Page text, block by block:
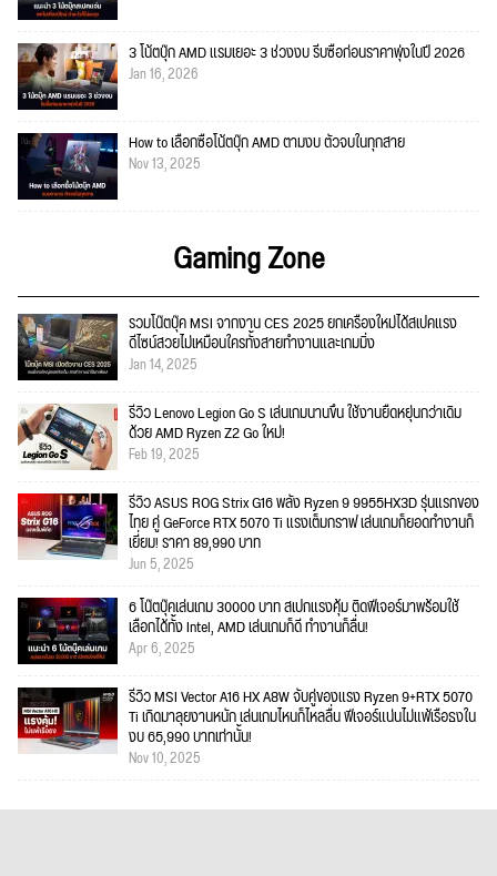
3 โน้ตบุ๊ก AMD แรมเยอะ 3 ช่วงงบ รีบซื้อก่อนราคาพุ่งในปี 2026
Jan 16, 2026
How to เลือกซื้อโน้ตบุ๊ก AMD ตามงบ ตัวจบในทุกสาย
Nov 13, 2025
Gaming Zone
รวมโน๊ตบุ๊ค MSI จากงาน CES 2025 ยกเครื่องใหม่ได้สเปคแรง
ดีไซน์สวยไม่เหมือนใครทั้งสายทำงานและเกมมิ่ง
Jan 14, 2025
รีวิว Lenovo Legion Go S เล่นเกมนานขึ้น ใช้งานยืดหยุ่นกว่าเดิม
ด้วย AMD Ryzen Z2 Go ใหม่!
Feb 19, 2025
รีวิว ASUS ROG Strix G16 พลัง Ryzen 9 9955HX3D รุ่นแรกของ
ไทย คู่ GeForce RTX 5070 Ti แรงเต็มกราฟ เล่นเกมก็ยอดทำงานก็
เยี่ยม! ราคา 89,990 บาท
Jun 5, 2025
6 โน๊ตบุ๊คเล่นเกม 30000 บาท สเปกแรงคุ้ม ติดฟีเจอร์มาพร้อมใช้
เลือกได้ทั้ง Intel, AMD เล่นเกมก็ดี ทำงานก็ลื่น!
Apr 6, 2025
รีวิว MSI Vector A16 HX A8W จับคู่ของแรง Ryzen 9+RTX 5070
Ti เกิดมาลุยงานหนัก เล่นเกมไหนก็ไหลลื่น ฟีเจอร์แน่นไม่แพ้เรือธงใน
งบ 65,990 บาทเท่านั้น!
Nov 10, 2025